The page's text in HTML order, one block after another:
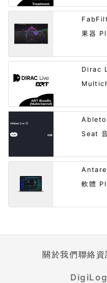
果器
Dirac
Seat
軟體
關於我們聯絡資
DigiLog